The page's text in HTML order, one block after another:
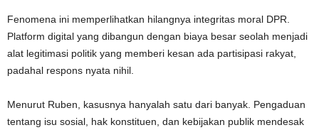
Fenomena ini memperlihatkan hilangnya integritas moral DPR.
Platform digital yang dibangun dengan biaya besar seolah menjadi
alat legitimasi politik yang memberi kesan ada partisipasi rakyat,
padahal respons nyata nihil.
Menurut Ruben, kasusnya hanyalah satu dari banyak. Pengaduan
tentang isu sosial, hak konstituen, dan kebijakan publik mendesak